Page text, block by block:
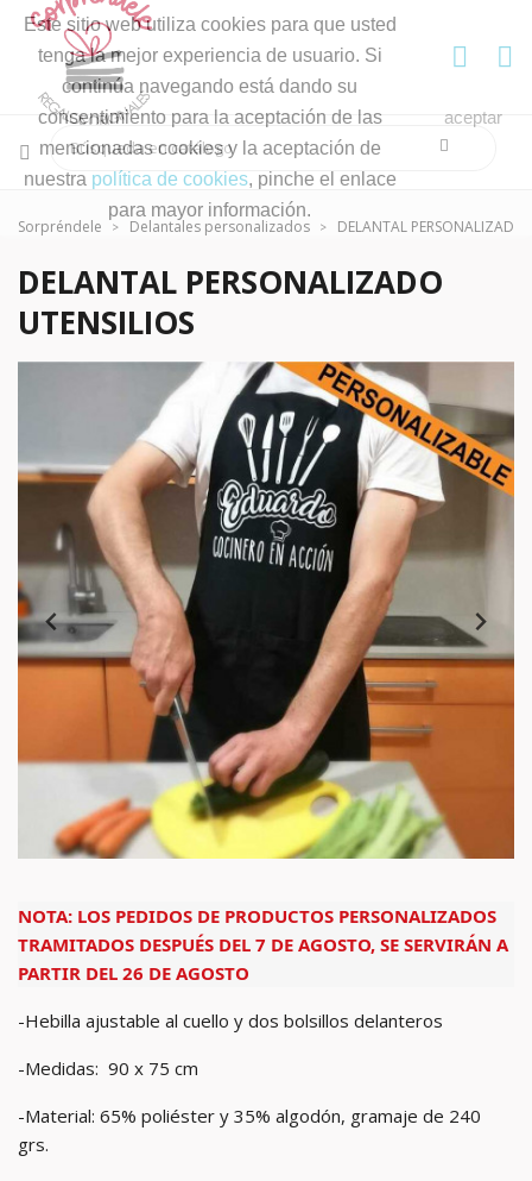
Este sitio web utiliza cookies para que usted
tenga la mejor experiencia de usuario. Si
continúa navegando está dando su
consentimiento para la aceptación de las
mencionadas cookies y la aceptación de
nuestra política de cookies, pinche el enlace
para mayor información.
aceptar
Sorpréndele Delantales personalizados DELANTAL PERSONALIZADO
DELANTAL PERSONALIZADO
UTENSILIOS
NOTA: LOS PEDIDOS DE PRODUCTOS PERSONALIZADOS
TRAMITADOS DESPUÉS DEL 7 DE AGOSTO, SE SERVIRÁN A
PARTIR DEL 26 DE AGOSTO
-Hebilla ajustable al cuello y dos bolsillos delanteros
-Medidas: 90 x 75 cm
-Material: 65% poliéster y 35% algodón, gramaje de 240
grs.